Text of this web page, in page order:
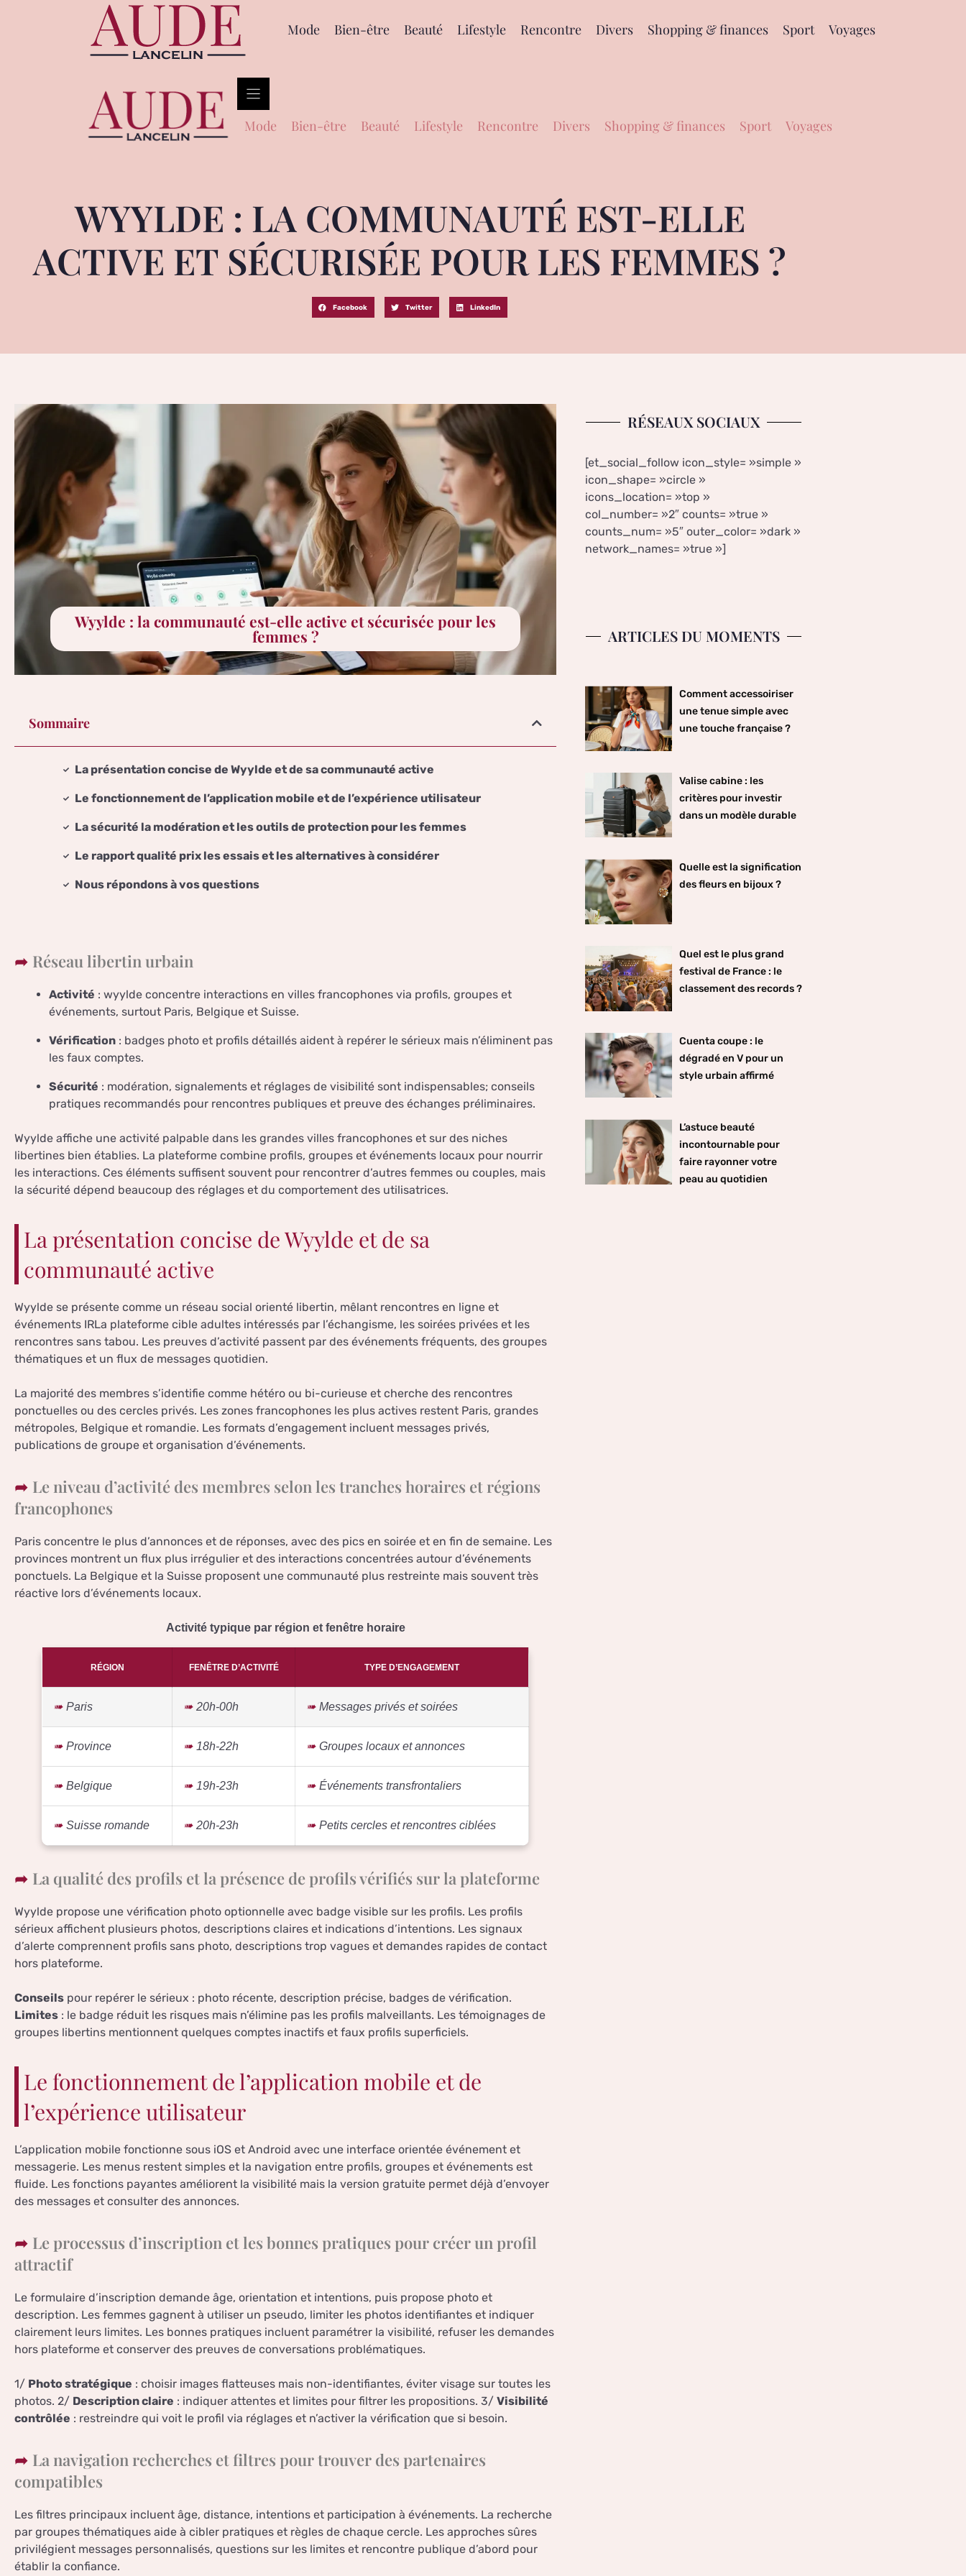
Mode Bien-être Beauté Lifestyle Rencontre Divers Shopping & finances Sport Voyages
Mode Bien-être Beauté Lifestyle Rencontre Divers Shopping & finances Sport Voyages
WYYLDE : LA COMMUNAUTÉ EST-ELLE
ACTIVE ET SÉCURISÉE POUR LES FEMMES ?
Facebook Twitter LinkedIn
Wyylde : la communauté est-elle active et sécurisée pour les
femmes ?
Sommaire
La présentation concise de Wyylde et de sa communauté active
Le fonctionnement de l’application mobile et de l’expérience utilisateur
La sécurité la modération et les outils de protection pour les femmes
Le rapport qualité prix les essais et les alternatives à considérer
Nous répondons à vos questions
Réseau libertin urbain
Activité : wyylde concentre interactions en villes francophones via profils, groupes et
événements, surtout Paris, Belgique et Suisse.
Vérification : badges photo et profils détaillés aident à repérer le sérieux mais n’éliminent pas
les faux comptes.
Sécurité : modération, signalements et réglages de visibilité sont indispensables; conseils
pratiques recommandés pour rencontres publiques et preuve des échanges préliminaires.
Wyylde affiche une activité palpable dans les grandes villes francophones et sur des niches
libertines bien établies. La plateforme combine profils, groupes et événements locaux pour nourrir
les interactions. Ces éléments suffisent souvent pour rencontrer d’autres femmes ou couples, mais
la sécurité dépend beaucoup des réglages et du comportement des utilisatrices.
La présentation concise de Wyylde et de sa
communauté active
Wyylde se présente comme un réseau social orienté libertin, mêlant rencontres en ligne et
événements IRLa plateforme cible adultes intéressés par l’échangisme, les soirées privées et les
rencontres sans tabou. Les preuves d’activité passent par des événements fréquents, des groupes
thématiques et un flux de messages quotidien.
La majorité des membres s’identifie comme hétéro ou bi-curieuse et cherche des rencontres
ponctuelles ou des cercles privés. Les zones francophones les plus actives restent Paris, grandes
métropoles, Belgique et romandie. Les formats d’engagement incluent messages privés,
publications de groupe et organisation d’événements.
Le niveau d’activité des membres selon les tranches horaires et régions
francophones
Paris concentre le plus d’annonces et de réponses, avec des pics en soirée et en fin de semaine. Les
provinces montrent un flux plus irrégulier et des interactions concentrées autour d’événements
ponctuels. La Belgique et la Suisse proposent une communauté plus restreinte mais souvent très
réactive lors d’événements locaux.
Activité typique par région et fenêtre horaire
RÉGION FENÊTRE D’ACTIVITÉ TYPE D’ENGAGEMENT
Paris 20h-00h Messages privés et soirées
Province 18h-22h Groupes locaux et annonces
Belgique 19h-23h Événements transfrontaliers
Suisse romande 20h-23h Petits cercles et rencontres ciblées
La qualité des profils et la présence de profils vérifiés sur la plateforme
Wyylde propose une vérification photo optionnelle avec badge visible sur les profils. Les profils
sérieux affichent plusieurs photos, descriptions claires et indications d’intentions. Les signaux
d’alerte comprennent profils sans photo, descriptions trop vagues et demandes rapides de contact
hors plateforme.
Conseils pour repérer le sérieux : photo récente, description précise, badges de vérification.
Limites : le badge réduit les risques mais n’élimine pas les profils malveillants. Les témoignages de
groupes libertins mentionnent quelques comptes inactifs et faux profils superficiels.
Le fonctionnement de l’application mobile et de
l’expérience utilisateur
L’application mobile fonctionne sous iOS et Android avec une interface orientée événement et
messagerie. Les menus restent simples et la navigation entre profils, groupes et événements est
fluide. Les fonctions payantes améliorent la visibilité mais la version gratuite permet déjà d’envoyer
des messages et consulter des annonces.
Le processus d’inscription et les bonnes pratiques pour créer un profil
attractif
Le formulaire d’inscription demande âge, orientation et intentions, puis propose photo et
description. Les femmes gagnent à utiliser un pseudo, limiter les photos identifiantes et indiquer
clairement leurs limites. Les bonnes pratiques incluent paramétrer la visibilité, refuser les demandes
hors plateforme et conserver des preuves de conversations problématiques.
1/ Photo stratégique : choisir images flatteuses mais non-identifiantes, éviter visage sur toutes les
photos. 2/ Description claire : indiquer attentes et limites pour filtrer les propositions. 3/ Visibilité
contrôlée : restreindre qui voit le profil via réglages et n’activer la vérification que si besoin.
La navigation recherches et filtres pour trouver des partenaires
compatibles
Les filtres principaux incluent âge, distance, intentions et participation à événements. La recherche
par groupes thématiques aide à cibler pratiques et règles de chaque cercle. Les approches sûres
privilégient messages personnalisés, questions sur les limites et rencontre publique d’abord pour
établir la confiance.
RÉSEAUX SOCIAUX
[et_social_follow icon_style= »simple »
icon_shape= »circle »
icons_location= »top »
col_number= »2″ counts= »true »
counts_num= »5″ outer_color= »dark »
network_names= »true »]
ARTICLES DU MOMENTS
Comment accessoiriser
une tenue simple avec
une touche française ?
Valise cabine : les
critères pour investir
dans un modèle durable
Quelle est la signification
des fleurs en bijoux ?
Quel est le plus grand
festival de France : le
classement des records ?
Cuenta coupe : le
dégradé en V pour un
style urbain affirmé
L’astuce beauté
incontournable pour
faire rayonner votre
peau au quotidien